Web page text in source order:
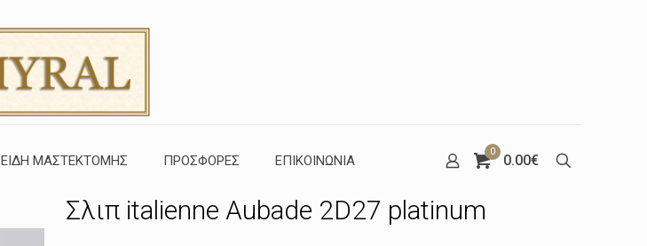
ΕΙΔΗ ΜΑΣΤΕΚΤΟΜΗΣ ΠΡΟΣΦΟΡΕΣ ΕΠΙΚΟΙΝΩΝΙΑ
0
0.00€
Σλιπ italienne Aubade 2D27 platinum